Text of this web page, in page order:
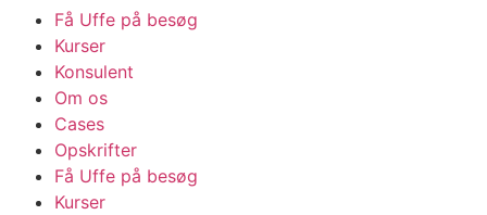
Få Uffe på besøg
Kurser
Konsulent
Om os
Cases
Opskrifter
Få Uffe på besøg
Kurser